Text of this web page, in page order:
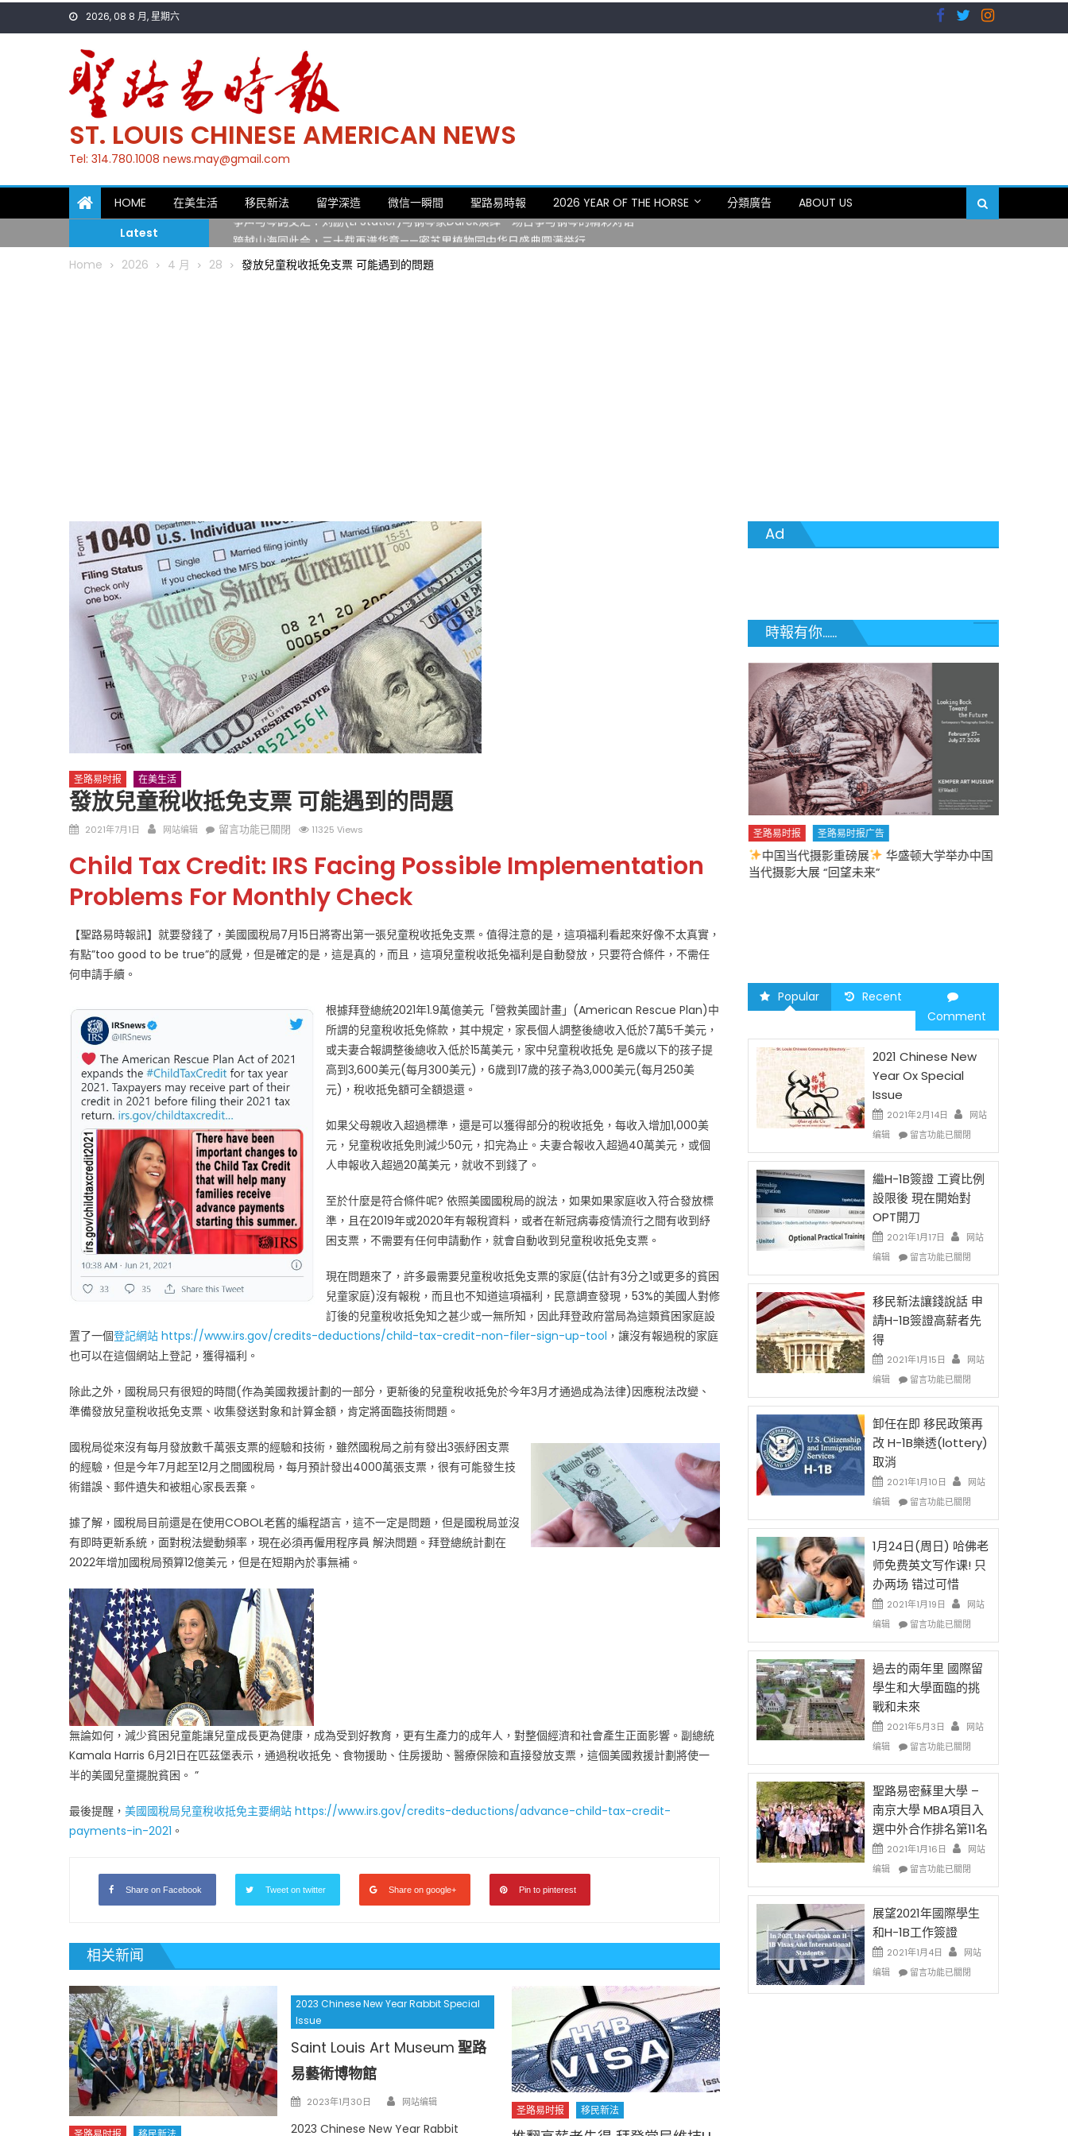
2026, 08 8 月, 星期六
ST. LOUIS CHINESE AMERICAN NEWS
Tel: 314.780.1008 news.may@gmail.com
HOME 在美生活 移民新法 留学深造 微信一瞬間 聖路易時報 2026 YEAR OF THE HORSE 分類廣告
ABOUT US
Latest
一晃三十年，初夏又相逢。中华日，等你来赴约 —— 密苏里植物园“中华日三十周年特别报道（五）
筝声与琴韵交汇：刘励(Li Statler)与钢琴家Darek演绎一场古筝与钢琴的精彩对话
跨越山海同此会，三十载再谱华章——密苏里植物园中华日盛典圆满举行
三十二载跨越时空的相逢
Home 2026 4 月 28 發放兒童稅收抵免支票 可能遇到的問題
圣路易时报 在美生活
發放兒童稅收抵免支票 可能遇到的問題
Posted
2021年7月1日 Author
网站编辑
在
放
童
收
抵
票
遇
到
的
問
題〉
中
留言功能已關閉 11325 Views
Child Tax Credit: IRS Facing Possible Implementation
Problems For Monthly Check
【聖路易時報訊】就要發錢了，美國國稅局7月15日將寄出第一張兒童稅收抵免支票。值得注意的是，這項福利看起來好像不太真實，
有點”too good to be true”的感覺，但是確定的是，這是真的，而且，這項兒童稅收抵免福利是自動發放，只要符合條件，不需任
何申請手續。
根據拜登總統2021年1.9萬億美元「營救美國計畫」(American Rescue Plan)中
所謂的兒童稅收抵免條款，其中規定，家長個人調整後總收入低於7萬5千美元，
或夫妻合報調整後總收入低於15萬美元，家中兒童稅收抵免 是6歲以下的孩子提
高到3,600美元(每月300美元)，6歲到17歲的孩子為3,000美元(每月250美
元)，稅收抵免額可全額退還。
如果父母親收入超過標準，還是可以獲得部分的稅收抵免，每收入增加1,000美
元，兒童稅收抵免則減少50元，扣完為止。夫妻合報收入超過40萬美元，或個
人申報收入超過20萬美元，就收不到錢了。
至於什麼是符合條件呢? 依照美國國稅局的說法，如果如果家庭收入符合發放標
準，且在2019年或2020年有報稅資料，或者在新冠病毒疫情流行之間有收到紓
困支票，不需要有任何申請動作，就會自動收到兒童稅收抵免支票。
現在問題來了，許多最需要兒童稅收抵免支票的家庭(估計有3分之1或更多的貧困
兒童家庭)沒有報稅，而且也不知道這項福利，民意調查發現，53%的美國人對修
訂後的兒童稅收抵免知之甚少或一無所知，因此拜登政府當局為這類貧困家庭設
置了一個登記網站 https://www.irs.gov/credits-deductions/child-tax-credit-non-filer-sign-up-tool ，讓沒有報過稅的家庭
也可以在這個網站上登記，獲得福利。
除此之外，國稅局只有很短的時間(作為美國救援計劃的一部分，更新後的兒童稅收抵免於今年3月才通過成為法律)因應稅法改變、
準備發放兒童稅收抵免支票、收集發送對象和計算金額，肯定將面臨技術問題。
國稅局從來沒有每月發放數千萬張支票的經驗和技術，雖然國稅局之前有發出3張紓困支票
的經驗，但是今年7月起至12月之間國稅局，每月預計發出4000萬張支票，很有可能發生技
術錯誤、郵件遺失和被粗心家長丟棄。
據了解，國稅局目前還是在使用COBOL老舊的編程語言，這不一定是問題，但是國稅局並沒
有即時更新系統，面對稅法變動頻率，現在必須再僱用程序員 解決問題。拜登總統計劃在
2022年增加國稅局預算12億美元，但是在短期內於事無補。
無論如何，減少貧困兒童能讓兒童成長更為健康，成為受到好教育，更有生產力的成年人，對整個經濟和社會產生正面影響。副總統
Kamala Harris 6月21日在匹茲堡表示，通過稅收抵免、食物援助、住房援助、醫療保險和直接發放支票，這個美國救援計劃將使一
半的美國兒童擺脫貧困。 ”
最後提醒， 美國國稅局兒童稅收抵免主要網站 https://www.irs.gov/credits-deductions/advance-child-tax-credit-
payments-in-2021 。
Share on Facebook Tweet on twitter Share on google+ Pin to pinterest
相关新闻
2023 Chinese New Year Rabbit Special
Issue
Saint Louis Art Museum 聖路
易藝術博物館
Posted
2023年1月30日 Author
网站编辑
2023 Chinese New Year Rabbit
圣路易时报 移民新法
Ad
時報有你......
免费健康检查 无需预约 免费赠送血压计供符合
条件者使用 欢迎参加索取! 4月18日星期六 上午
9点至中午 Grace UM Church
了解您的数字! 3月21日星期六 上午9点至中午
圣路易时报 圣路易时报广告
中国当代摄影重磅展
华盛顿大学举办中国
当代摄影大展 “回望未来”
Popular
Recent
Comment
2021 Chinese New
Year Ox Special
Issue
2021年2月14日
网站
编辑
在
Chinese
New
Year
Ox
Special
Issue〉
中
留言功能已關閉
繼H-1B簽證 工資比例
設限後 現在開始對
OPT開刀
2021年1月17日
网站
编辑
在
H-
1B
簽
證
資
比
設
限
後
現
開
始
對
OPT
開
刀〉
中
留言功能已關閉
移民新法讓錢說話 申
請H-1B簽證高薪者先
得
2021年1月15日
网站
编辑
在
民
新
法
讓
說
話
請
H-
1B
簽
證
高
薪
者
先
得〉
中
留言功能已關閉
卸任在即 移民政策再
改 H-1B樂透(lottery)
取消
2021年1月10日
网站
编辑
在
任
在
即
移
民
政
策
改
H-
1B
樂
透
(lottery)
取
消〉
中
留言功能已關閉
1月24日(周日) 哈佛老
师免费英文写作课! 只
办两场 错过可惜
2021年1月19日
网站
编辑
在
月
24
日
(周
日)
哈
佛
师
免
费
英
文
写
作
课!
只
办
场
错
过
惜〉
留言功能已關閉
過去的兩年里 國際留
學生和大學面臨的挑
戰和未來
2021年5月3日
网站
编辑
在
去
的
兩
年
里
國
際
學
生
大
學
面
留言功能已關閉
聖路易密蘇里大學 –
南京大學 MBA項目入
選中外合作排名第11名
2021年1月16日
网站
编辑
在
路
易
密
蘇
里
大
留言功能已關閉
展望2021年國際學生
和H-1B工作簽證
2021年1月4日
网站
编辑
在
留言功能已關閉